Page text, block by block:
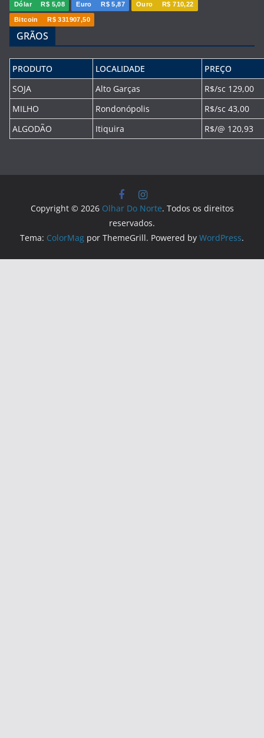
Dólar R$ 5,08 Euro R$ 5,87 Ouro R$ 710,22
Bitcoin R$ 331907,50
GRÃOS
PRODUTO LOCALIDADE
PREÇO
SOJA
Alto Garças
R$/sc 129,00
MILHO
Rondonópolis
R$/sc 43,00
ALGODÃO
Itiquira R$/@ 120,93
Copyright © 2026 Olhar Do Norte. Todos os direitos
reservados.
Tema: ColorMag por ThemeGrill. Powered by WordPress.